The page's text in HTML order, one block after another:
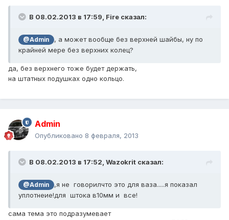
В 08.02.2013 в 17:59, Fire сказал:
@Admin
, а может вообще без верхней шайбы, ну по
крайней мере без верхних колец?
да, без верхнего тоже будет держать,
на штатных подушках одно кольцо.
Admin
Опубликовано 8 февраля, 2013
В 08.02.2013 в 17:52, Wazokrit сказал:
@Admin
,я не говорилчто это для ваза.....я показал
уплотнеие!для штока в10мм и все!
сама тема это подразумевает